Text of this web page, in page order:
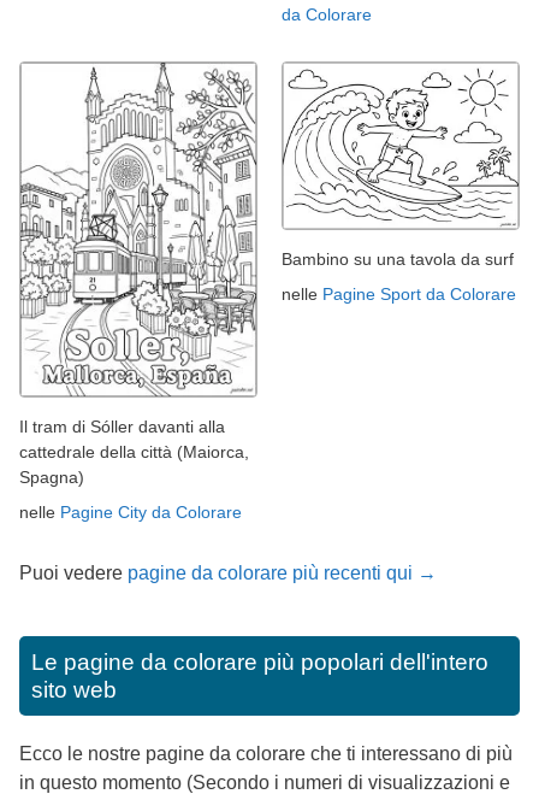
da Colorare
Il tram di Sóller davanti alla
cattedrale della città (Maiorca,
Spagna)
nelle Pagine City da Colorare
Bambino su una tavola da surf
nelle Pagine Sport da Colorare
Puoi vedere pagine da colorare più recenti qui →
Le pagine da colorare più popolari dell'intero
sito web
Ecco le nostre pagine da colorare che ti interessano di più
in questo momento (Secondo i numeri di visualizzazioni e